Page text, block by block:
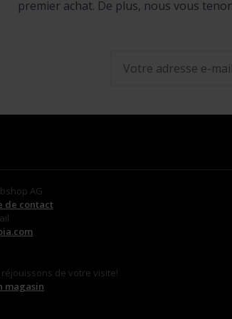
premier achat. De plus, nous vous
AG
de contact
de votre visite!
magasin